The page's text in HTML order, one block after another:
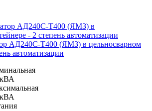
АД240С-Т400 (ЯМЗ) в цельносварном
автоматизации